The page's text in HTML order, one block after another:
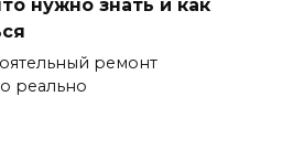
нужно знать и как
ремонт
реально